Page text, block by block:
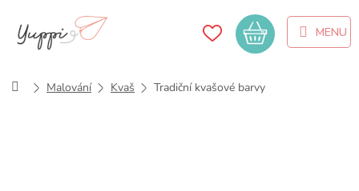
obsah
Nákupní
košík
DomůMalování Kvaš Tradiční kvašové barvy